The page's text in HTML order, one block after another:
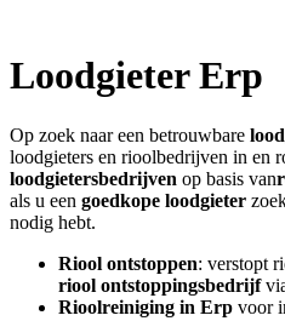
LoodgieterErp
Op zoek naar een betrouwbare
loodgieters en rioolbedrijven in en
loodgietersbedrijven op basis van
als u een goedkope loodgieter
nodig hebt.
Riool ontstoppen: verstopt
riool ontstoppingsbedrijf
Rioolreiniging in Erp voor